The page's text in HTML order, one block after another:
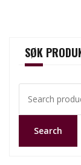
SØK
for:
Search